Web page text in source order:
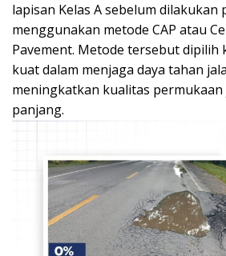
lapisan Kelas A sebelum dilakukan
menggunakan metode CAP atau
Pavement. Metode tersebut dipilih
kuat dalam menjaga daya tahan
meningkatkan kualitas
panjang.